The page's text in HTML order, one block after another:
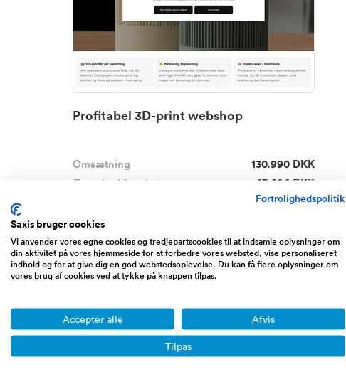
Profitabel 3D-print webshop
Omsætning
130.990 DKK
Overskud før skat
43.286 DKK
59.000 DKK
DECO3D er en webshop, der sælger 3D-printede
dekorationsprod...Læs mere
Fortrolighedspolitik
Saxis bruger cookies
Vi anvender vores egne cookies og tredjepartscookies til at indsamle oplysninger om
din aktivitet på vores hjemmeside for at forbedre vores websted, vise personaliseret
indhold og for at give dig en god webstedsoplevelse. Du kan få flere oplysninger om
vores brug af cookies ved at tykke på knappen tilpas.
Accepter alle Afvis
Tilpas